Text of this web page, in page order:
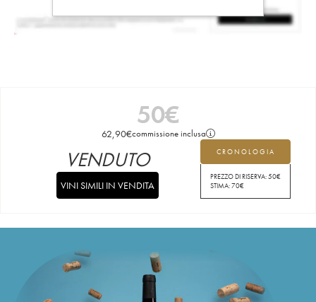
50€
62,90€commissione inclusa
CRONOLOGIA
PREZZO DI RISERVA:50€
STIMA:70€
VENDUTO
VINI SIMILI IN VENDITA